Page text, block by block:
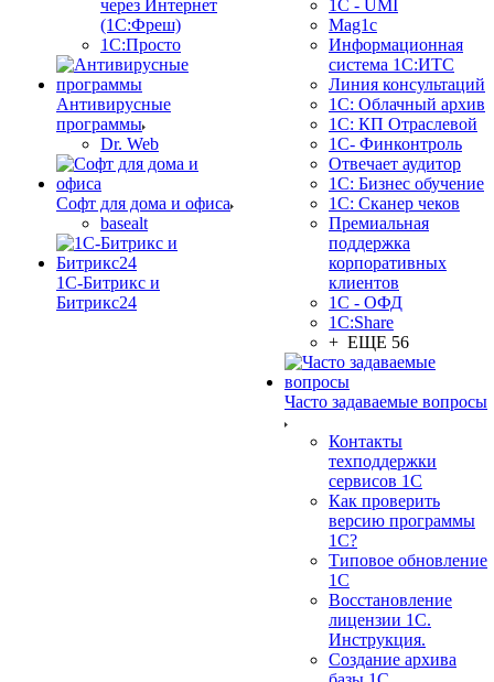
через Интернет
(1С:Фреш)
1С:Просто
Антивирусные
программы
Dr. Web
Софт для дома и офиса
basealt
1С-Битрикс и
Битрикс24
1C - UMI
Mag1c
Информационная
система 1С:ИТС
Линия консультаций
1С: Облачный архив
1С: КП Отраслевой
1С- Финконтроль
Отвечает аудитор
1С: Бизнес обучение
1С: Сканер чеков
Премиальная
поддержка
корпоративных
клиентов
1С - ОФД
1С:Share
+ ЕЩЕ 56
Часто задаваемые вопросы
Контакты
техподдержки
сервисов 1С
Как проверить
версию программы
1С?
Типовое обновление
1С
Восстановление
лицензии 1С.
Инструкция.
Создание архива